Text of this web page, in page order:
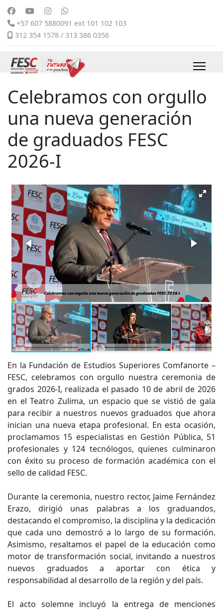
+57 607 5880091 ext 101 102 103
312 354 1578 / 313 386 0356
Celebramos con orgullo
una nueva generación
de graduados FESC
2026-I
En la Fundación de Estudios Superiores Comfanorte –
FESC, celebramos con orgullo nuestra ceremonia de
grados 2026-I, realizada el pasado 10 de abril de 2026
en el Teatro Zulima, un espacio que se vistió de gala
para recibir a nuestros nuevos graduados que ahora
inician una nueva etapa profesional. En esta ocasión,
proclamamos 15 especialistas en Gestión Pública, 51
profesionales y 124 tecnólogos, quienes culminaron
con éxito su proceso de formación académica con el
sello de calidad FESC.
Durante la ceremonia, nuestro rector, Jaime Fernández
Erazo, dirigió unas palabras a los graduandos,
destacando el compromiso, la disciplina y la dedicación
que cada uno demostró a lo largo de su formación.
Asimismo, resaltamos el papel de la educación como
motor de transformación social, invitando a nuestros
nuevos graduados a aportar con ética y
responsabilidad al desarrollo de la región y del país.
El acto solemne incluyó la entrega de menciones